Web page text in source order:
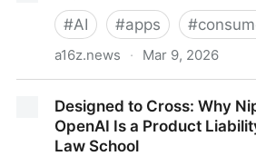
#AI #apps #
a16z.news · Mar 9, 2026
Designed to Cross: Why
OpenAI Is a Product
Law School